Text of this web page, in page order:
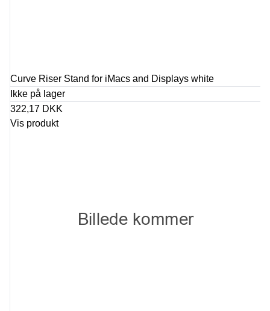
Curve Riser Stand for iMacs and Displays white
Ikke på lager
322,17 DKK
Vis produkt